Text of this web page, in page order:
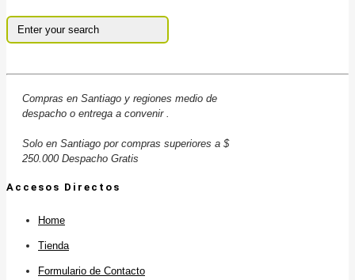
Compras en Santiago y regiones medio de
despacho o entrega a convenir .
Solo en Santiago por compras superiores a $
250.000 Despacho Gratis
Accesos Directos
Home
Tienda
Formulario de Contacto